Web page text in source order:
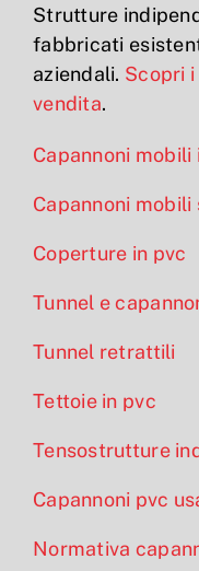
Strutture
fabbricati
aziendali. Scopri
vendita.
Capannoni
Capannoni mobili
Coperture in pvc
Tunnel e
Tunnel retrattili
Tettoie in pvc
Tensostrutture
Capannoni pvc
Normativa